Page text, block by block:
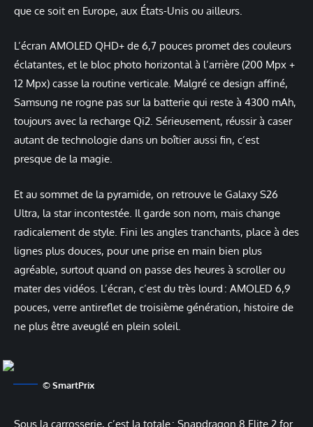
que ce soit en Europe, aux États-Unis ou ailleurs.
L’écran AMOLED QHD+ de 6,7 pouces promet des couleurs
éclatantes, et le bloc photo horizontal à l’arrière (200 Mpx +
12 Mpx) casse la routine verticale. Malgré ce design affiné,
Samsung ne rogne pas sur la batterie qui reste à 4300 mAh,
toujours avec la recharge Qi2. Sérieusement, réussir à caser
autant de technologie dans un boîtier aussi fin, c’est
presque de la magie.
Et au sommet de la pyramide, on retrouve le Galaxy S26
Ultra, la star incontestée. Il garde son nom, mais change
radicalement de style. Fini les angles tranchants, place à des
lignes plus douces, pour une prise en main bien plus
agréable, surtout quand on passe des heures à scroller ou
mater des vidéos. L’écran, c’est du très lourd : AMOLED 6,9
pouces, verre antireflet de troisième génération, histoire de
ne plus être aveuglé en plein soleil.
© SmartPrix
Sous la carrosserie, c’est la totale : Snapdragon 8 Elite 2 for